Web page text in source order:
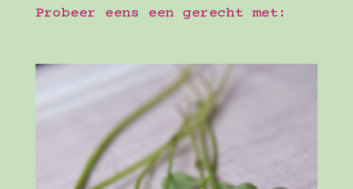
Probeer eens een gerecht met: